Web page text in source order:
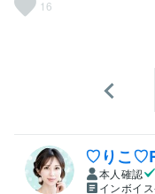
16
♡りこ
本人確認
インボイ